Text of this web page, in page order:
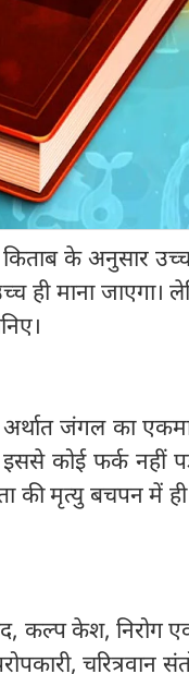
किताब के अनुसार
ही माना जाएगा।
जंगल का
इससे कोई फर्क नहीं
की मृत्यु बचपन में
कल्प केश, निरोग
चरित्रवान